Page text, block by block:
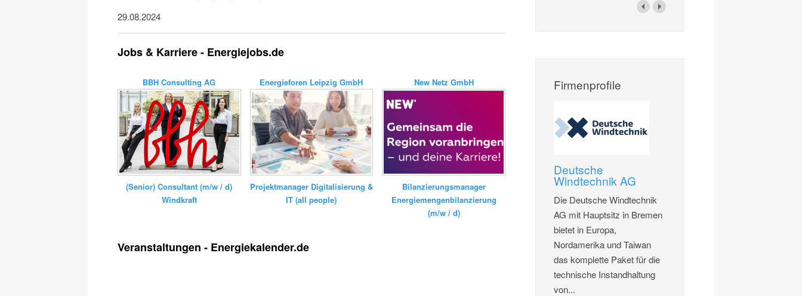
29.08.2024
Jobs & Karriere - Energiejobs.de
BBH Consulting AG
(Senior) Consultant (m/w / d)
Windkraft
Energieforen Leipzig GmbH
Projektmanager Digitalisierung &
IT (all people)
New Netz GmbH
Bilanzierungsmanager
Energiemengenbilanzierung
(m/w / d)
Veranstaltungen - Energiekalender.de
Firmenprofile
Deutsche
Windtechnik AG
Die Deutsche Windtechnik
AG mit Hauptsitz in Bremen
bietet in Europa,
Nordamerika und Taiwan
das komplette Paket für die
technische Instandhaltung
von...